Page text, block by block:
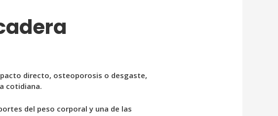
directo, osteoporosis o desgaste,
cotidiana.
del peso corporal y una de las